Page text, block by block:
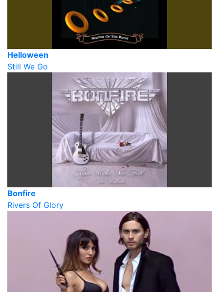
Helloween
Still We Go
Bonfire
Rivers Of Glory